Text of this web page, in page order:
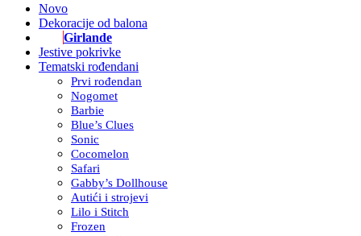
Novo
Dekoracije od balona
Girlande
Jestive pokrivke
Tematski rođendani
Prvi rođendan
Nogomet
Barbie
Blue’s Clues
Sonic
Cocomelon
Safari
Gabby’s Dollhouse
Autići i strojevi
Lilo i Stitch
Frozen